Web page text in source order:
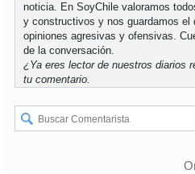
noticia. En SoyChile valoramos
y constructivos y nos guardamos el
opiniones agresivas y ofensivas.
de la conversación.
¿Ya eres lector de nuestros diarios
tu comentario.